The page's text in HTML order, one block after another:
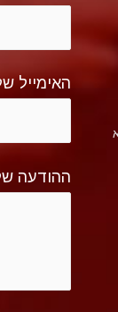
האימייל
ההודעה